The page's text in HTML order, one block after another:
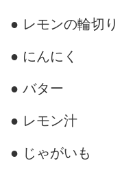
● レモンの輪切り
● にんにく
● バター
● レモン汁
● じゃがいも